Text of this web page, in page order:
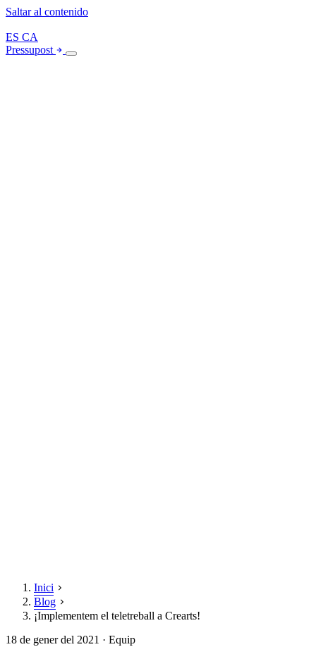
Saltar al contenido
ES CA
Pressupost
Inici
Blog
¡Implementem el teletreball a Crearts!
18 de gener del 2021 · Equip